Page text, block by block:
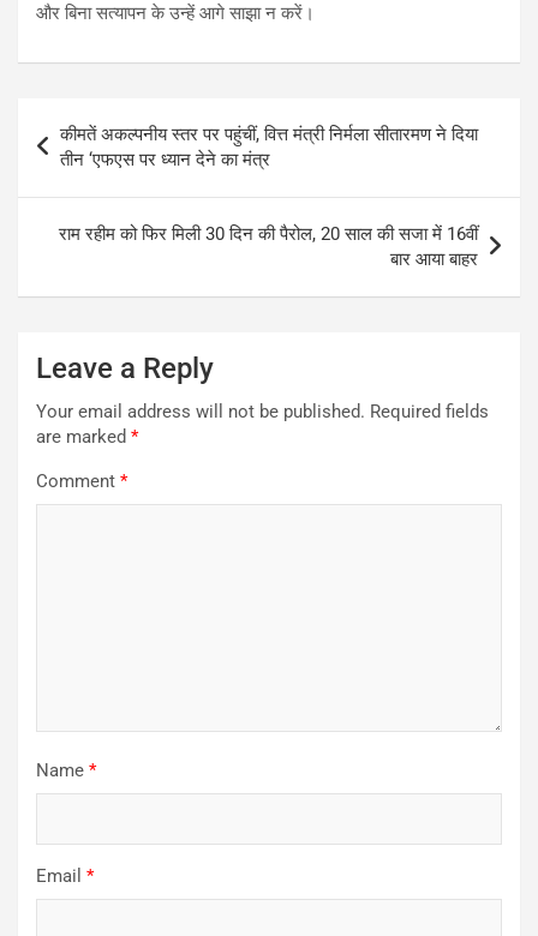
और बिना सत्यापन के उन्हें आगे साझा न करें।
navigation
कीमतें अकल्पनीय स्तर पर पहुंचीं, वित्त मंत्री निर्मला सीतारमण ने दिया
तीन ‘एफएस पर ध्यान देने का मंत्र
राम रहीम को फिर मिली 30 दिन की पैरोल, 20 साल की सजा में 16वीं
बार आया बाहर
Leave a Reply
Your email address will not be published. Required fields
are marked *
Comment *
Name *
Email *